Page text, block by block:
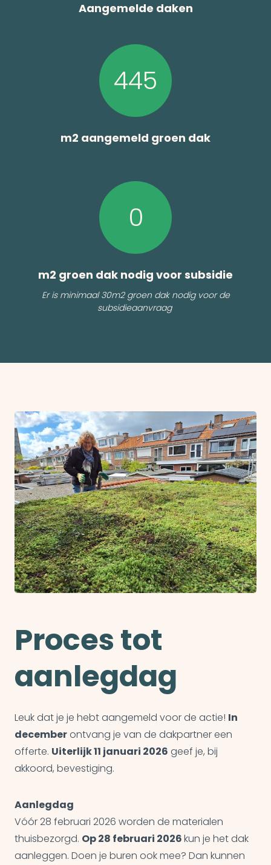
Aangemelde daken
445
m2 aangemeld groen dak
0
m2 groen dak nodig voor subsidie
Er is minimaal 30m2 groen dak nodig voor de
subsidieaanvraag
Proces tot
aanlegdag
Leuk dat je je hebt aangemeld voor de actie! In
decemberontvang je van de dakpartner een
offerte. Uiterlijk 11 januari 2026 geef je, bij
akkoord, bevestiging.
Aanlegdag
Vóór 28 februari 2026 worden de materialen
thuisbezorgd. Op 28 februari 2026kun je het dak
aanleggen. Doen je buren ook mee? Dan kunnen